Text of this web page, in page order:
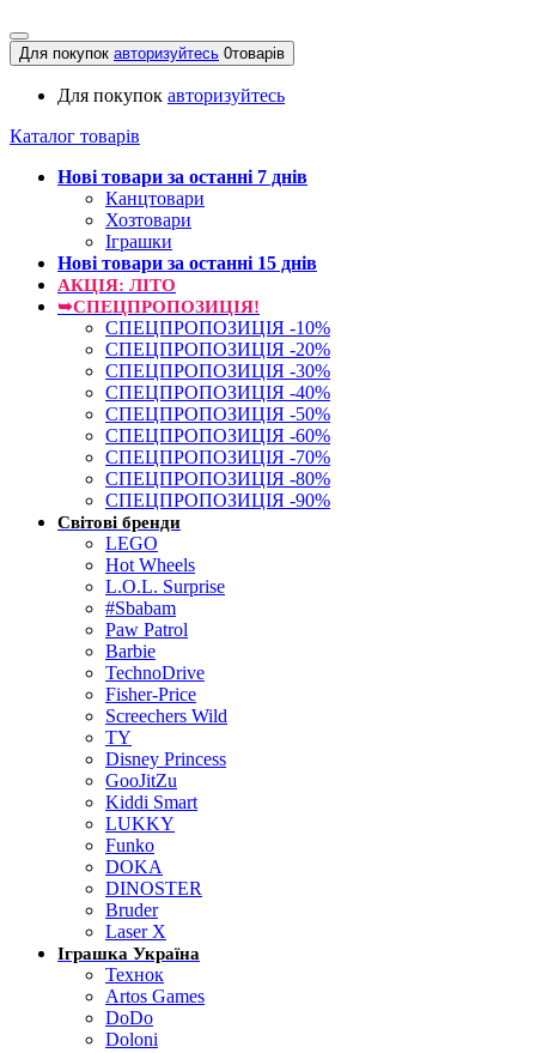
Для покупок авторизуйтесь 0товарів
Для покупок авторизуйтесь
Каталог товарів
Нові товари за останнi 7 днiв
Канцтовари
Хозтовари
Іграшки
Нові товари за останнi 15 днiв
АКЦІЯ: ЛІТО
➥СПЕЦПРОПОЗИЦІЯ!
СПЕЦПРОПОЗИЦІЯ -10%
СПЕЦПРОПОЗИЦІЯ -20%
СПЕЦПРОПОЗИЦІЯ -30%
СПЕЦПРОПОЗИЦІЯ -40%
СПЕЦПРОПОЗИЦІЯ -50%
СПЕЦПРОПОЗИЦІЯ -60%
СПЕЦПРОПОЗИЦІЯ -70%
СПЕЦПРОПОЗИЦІЯ -80%
СПЕЦПРОПОЗИЦІЯ -90%
Світові бренди
LEGO
Hot Wheels
L.O.L. Surprise
#Sbabam
Paw Patrol
Barbie
TechnoDrive
Fisher-Price
Screechers Wild
TY
Disney Princess
GooJitZu
Kiddi Smart
LUKKY
Funko
DOKA
DINOSTER
Bruder
Laser X
Іграшка Україна
Технок
Artos Games
DoDo
Doloni